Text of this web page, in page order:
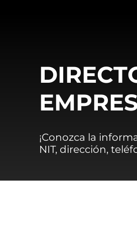
¡Conozca la
NIT, dirección,